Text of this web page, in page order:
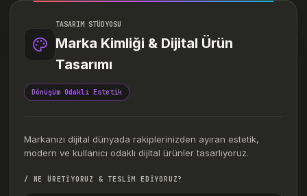
TASARIM STÜDYOSU
Marka Kimliği & Dijital Ürün
Tasarımı
Dönüşüm Odaklı Estetik
Markanızı dijital dünyada rakiplerinizden ayıran estetik,
modern ve kullanıcı odaklı dijital ürünler tasarlıyoruz.
/ NE ÜRETİYORUZ & TESLİM EDİYORUZ?